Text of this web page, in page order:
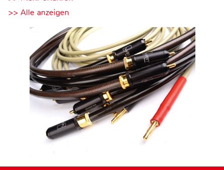
>> Alle anzeigen